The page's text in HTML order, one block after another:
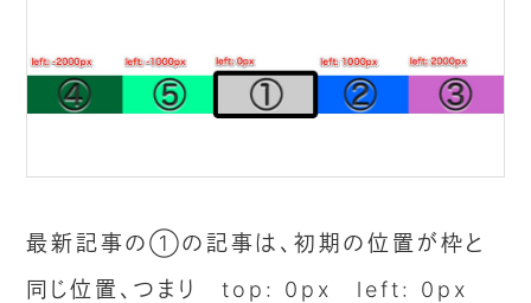
最新記事の①の記事は、初期の位置が枠と
同じ位置、つまり top: 0px left: 0px